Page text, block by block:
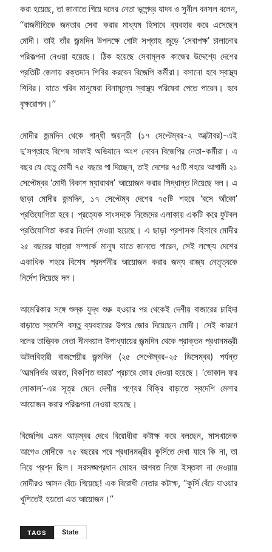
করা হয়েছে, তা জানাতে গিয়ে দলের নেতা ভূপেন্দ্র যাদব ও সুনীল বনসল বলেন,
‘‘রাজনীতিকে জনতার সেবা করার মাধ্যম হিসাবে ব্যবহার করে এসেছেন
মোদী। তাই তাঁর জন্মদিন উপলক্ষে গোটা সপ্তাহ জুড়ে ‘সেবাপক্ষ’ চালানোর
পরিকল্পনা নেওয়া হয়েছে। ঠিক হয়েছে সেবামূলক কাজের উদ্দেশ্যে দেশের
প্রতিটি জেলায় রক্তদান শিবির করবেন বিজেপি কর্মীরা। বসানো হবে স্বাস্থ্য
শিবির। যাতে গরিব মানুষেরা বিনামূল্যে স্বাস্থ্য পরিষেবা পেতে পারেন। হবে
বৃক্ষরোপন।’’
মোদীর জন্মদিন থেকে গান্ধী জয়ন্তী (১৭ সেপ্টেম্বর-২ অক্টোবর)-এই
দু’সপ্তাহে বিশেষ সাফাই অভিযানে অংশ নেবেন বিজেপির নেতা-কর্মীরা। এ
বছর যে হেতু মোদী ৭৫ বছরে পা দিচ্ছেন, তাই দেশের ৭৫টি শহরে আগামী ২১
সেপ্টেম্বর ‘মোদী বিকাশ ম্যারাথন’ আয়োজন করার সিদ্ধান্ত নিয়েছে দল। এ
ছাড়া মোদীর জন্মদিন, ১৭ সেপ্টেম্ব দেশের ৭৫টি শহরে ‘বসে আঁকো’
প্রতিযোগিতা হবে। প্রত্যেক সাংসদকে নিজেদের এলাকায় একটি করে ফুটবল
প্রতিযোগিতা করার নির্দেশ দেওয়া হয়েছে। এ ছাড়া প্রশাসক হিসাবে মোদীর
২৫ বছরের যাত্রা সম্পর্কে মানুষ যাতে জানতে পারেন, সেই লক্ষ্যে দেশের
একাধিক শহরে বিশেষ প্রদর্শনীর আয়োজন করার জন্য রাজ্য নেতৃত্বকে
নির্দেশ দিয়েছে দল।
আমেরিকার সঙ্গে শুল্ক যুদ্ধ শুরু হওয়ার পর থেকেই দেশীয় বাজারের চাহিদা
বাড়াতে স্বদেশি বস্তু ব্যবহারের উপরে জোর দিয়েছেন মোদী। সেই কারণে
দলের তাত্ত্বিক নেতা দীনদয়াল উপাধ্যায়ের জন্মদিন থেকে প্রাক্তন প্রধানমন্ত্রী
অটলবিহারী বাজপেয়ীর জন্মদিন (২৫ সেপ্টেম্বর-২৫ ডিসেম্বর) পর্যন্ত
‘আত্মনির্ভর ভারত, বিকশিত ভারত’ প্রচারে জোর দেওয়া হয়েছে। ‘ভোকাল ফর
লোকাল’-এর সূত্র মেনে দেশীয় পণ্যের বিক্রি বাড়াতে স্বদেশি মেলার
আয়োজন করার পরিকল্পনা নেওয়া হয়েছে।
বিজেপির এমন আড়ম্বর দেখে বিরোধীরা কটাক্ষ করে বলছেন, মাসখানেক
আগেও মোদীকে ৭৫ বছরের পরে প্রধানমন্ত্রীর কুর্সিতে দেখা যাবে কি না, তা
নিয়ে প্রশ্ন ছিল। সরসঙ্ঘপ্রধান মোহন ভাগবত নিজে ইস্তফা না দেওয়ায়
মোদীরও আসন বেঁচে গিয়েছে! এক বিরোধী নেতার কটাক্ষ, ‘‘কুর্সি বেঁচে যাওয়ার
খুশিতেই হয়তো এত আয়োজন।’’
TAGS State